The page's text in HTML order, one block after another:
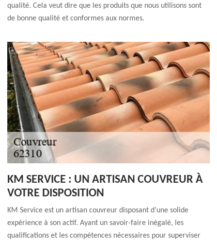
qualité. Cela veut dire que les produits que nous utilisons sont
de bonne qualité et conformes aux normes.
KM SERVICE : UN ARTISAN COUVREUR À
VOTRE DISPOSITION
KM Service est un artisan couvreur disposant d’une solide
expérience à son actif. Ayant un savoir-faire inégalé, les
qualifications et les compétences nécessaires pour superviser